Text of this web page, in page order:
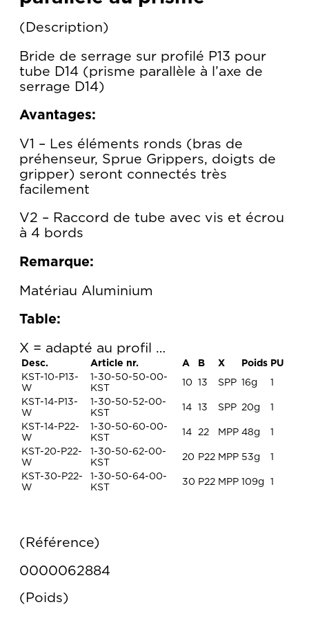
Description
Bride de serrage sur profilé P13 pour
tube D14 (prisme parallèle à l’axe de
serrage D14)
Avantages:
V1 – Les éléments ronds (bras de
préhenseur, Sprue Grippers, doigts de
gripper) seront connectés très
facilement
V2 – Raccord de tube avec vis et écrou
à 4 bords
Remarque:
Matériau Aluminium
Table:
X = adapté au profil …
Desc. Article nr. A B X Poids PU
KST-10-P13-
W
1-30-50-50-00-
KST
10 13 SPP 16g
1
KST-14-P13-
W
1-30-50-52-00-
KST
14 13 SPP 20g
1
KST-14-P22-
W
1-30-50-60-00-
KST
14 22 MPP 48g
1
KST-20-P22-
W
1-30-50-62-00-
KST
20 P22 MPP 53g
1
KST-30-P22-
W
1-30-50-64-00-
KST
30 P22 MPP 109g 1
Référence
0000062884
Poids